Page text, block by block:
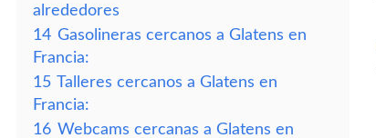
alrededores
14 Gasolineras cercanos a Glatens en
Francia:
15 Talleres cercanos a Glatens en
Francia:
16 Webcams cercanas a Glatens en